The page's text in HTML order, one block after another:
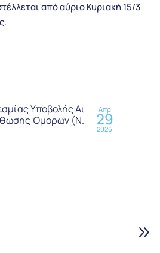
από αύριο Κυριακή 15/3
Απρ
29
2026
Υποβολής Αιτήσεων
Όμορων (Ν.